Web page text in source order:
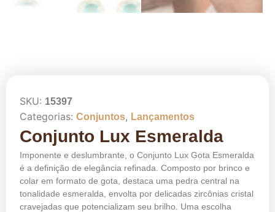
SKU: 15397
Categorias: Conjuntos, Lançamentos
Conjunto Lux Esmeralda
Imponente e deslumbrante, o Conjunto Lux Gota Esmeralda
é a definição de elegância refinada. Composto por brinco e
colar em formato de gota, destaca uma pedra central na
tonalidade esmeralda, envolta por delicadas zircônias cristal
cravejadas que potencializam seu brilho. Uma escolha